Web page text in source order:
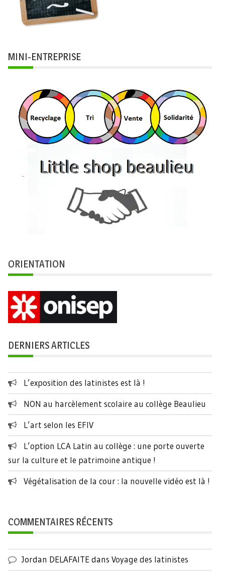
MINI-ENTREPRISE
ORIENTATION
DERNIERS ARTICLES
L’exposition des latinistes est là !
NON au harcèlement scolaire au collège Beaulieu
L’art selon les EFIV
L’option LCA Latin au collège : une porte ouverte
sur la culture et le patrimoine antique !
Végétalisation de la cour : la nouvelle vidéo est là !
COMMENTAIRES RÉCENTS
Jordan DELAFAITEdans Voyage des latinistes